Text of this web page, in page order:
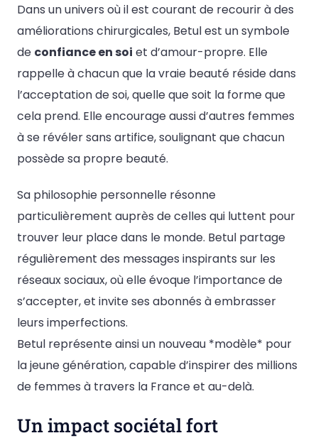
Dans un univers où il est courant de recourir à des
améliorations chirurgicales, Betul est un symbole
de confiance en soi et d’amour-propre. Elle
rappelle à chacun que la vraie beauté réside dans
l’acceptation de soi, quelle que soit la forme que
cela prend. Elle encourage aussi d’autres femmes
à se révéler sans artifice, soulignant que chacun
possède sa propre beauté.
Sa philosophie personnelle résonne
particulièrement auprès de celles qui luttent pour
trouver leur place dans le monde. Betul partage
régulièrement des messages inspirants sur les
réseaux sociaux, où elle évoque l’importance de
s’accepter, et invite ses abonnés à embrasser
leurs imperfections.
Betul représente ainsi un nouveau *modèle* pour
la jeune génération, capable d’inspirer des millions
de femmes à travers la France et au-delà.
Un impact sociétal fort